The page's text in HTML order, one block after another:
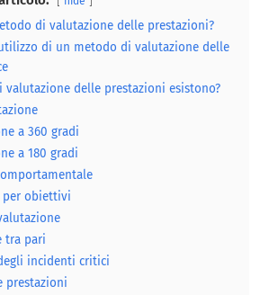
di valutazione delle prestazioni?
di un metodo di valutazione delle
valutazione delle prestazioni esistono?
a 360 gradi
a 180 gradi
per obiettivi
tra pari
incidenti critici
prestazioni